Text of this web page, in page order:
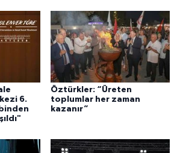
6.
Öztürkler: “Üreten
toplumlar her zaman
kazanır”